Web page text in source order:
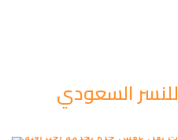
للنسر السعودي